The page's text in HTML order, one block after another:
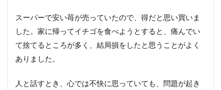
な損
得勘
辟
二元性
スーパーで安い苺が売っていたので、得だと思い買いま
した。家に帰ってイチゴを食べようとすると、痛んでい
て捨てるところが多く、結局損をしたと思うことがよく
ありました。
人と話すとき、心では不快に思っていても、問題が起き